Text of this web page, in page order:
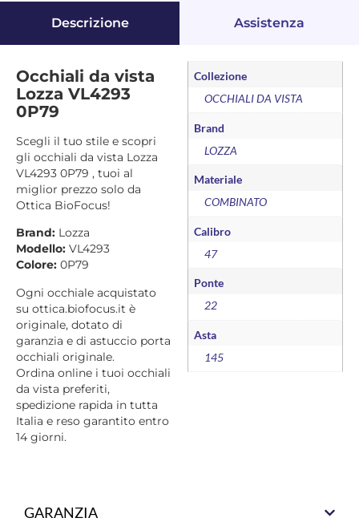
Descrizione Assistenza
Occhiali da vista
Lozza VL4293
0P79
Scegli il tuo stile e scopri
gli occhiali da vista Lozza
VL4293 0P79 , tuoi al
miglior prezzo solo da
Ottica BioFocus!
Brand: Lozza
Modello: VL4293
Colore: 0P79
Ogni occhiale acquistato
su ottica.biofocus.it è
originale, dotato di
garanzia e di astuccio porta
occhiali originale.
Ordina online i tuoi occhiali
da vista preferiti,
spedizione rapida in tutta
Italia e reso garantito entro
14 giorni.
Collezione
OCCHIALI DA VISTA
Brand
LOZZA
Materiale
COMBINATO
Calibro
47
Ponte
22
Asta
145
GARANZIA